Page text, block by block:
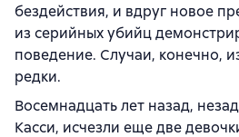
бездействия, и вдруг новое
из серийных убийц
поведение. Случаи, конечно,
редки.
Восемнадцать лет назад,
Касси, исчезли еще две